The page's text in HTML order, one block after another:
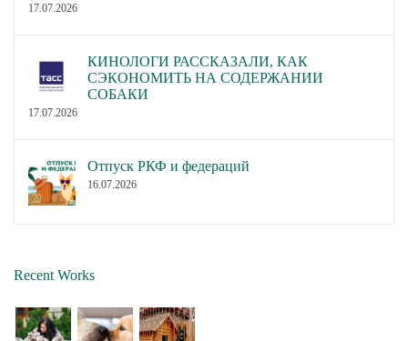
17.07.2026
КИНОЛОГИ РАССКАЗАЛИ, КАК
СЭКОНОМИТЬ НА СОДЕРЖАНИИ
СОБАКИ
17.07.2026
Отпуск РКФ и федераций
16.07.2026
Recent Works